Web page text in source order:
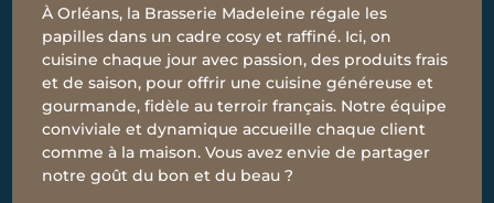
À Orléans, la Brasserie Madeleine régale les
papilles dans un cadre cosy et raffiné. Ici, on
cuisine chaque jour avec passion, des produits frais
et de saison, pour offrir une cuisine généreuse et
gourmande, fidèle au terroir français. Notre équipe
conviviale et dynamique accueille chaque client
comme à la maison. Vous avez envie de partager
notre goût du bon et du beau ?